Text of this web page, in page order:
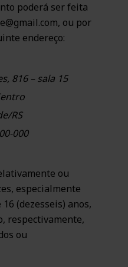
poderá ser feita
ou por
endereço:
816 – sala 15
RS
000
ou
especialmente
(dezesseis) anos,
respectivamente,
ou